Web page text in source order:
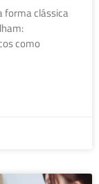
forma clássica
como